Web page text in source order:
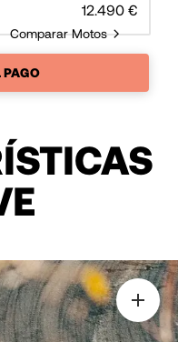
12.490 €
Comparar Motos
PAGO